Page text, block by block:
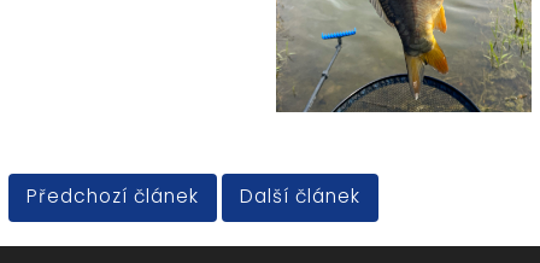
Předchozí článek Další článek